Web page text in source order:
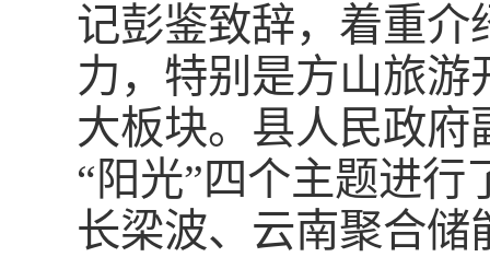
记彭鉴致辞，着重介
力，特别是方山旅
大板块。县人民政府
“阳光”四个主题进
长梁波、云南聚合